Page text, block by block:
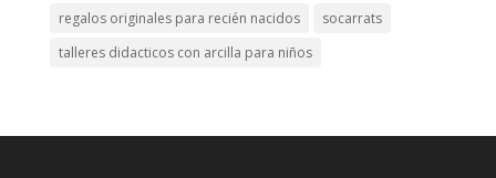
regalos originales para recién nacidos
socarrats
talleres didacticos con arcilla para niños